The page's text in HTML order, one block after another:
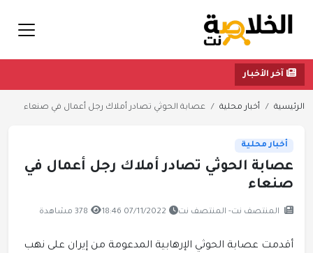
آخر الأخبار
الرئيسية أخبار محلية عصابة الحوثي تصادر أملاك رجل أعمال في صنعاء
أخبار محلية
عصابة الحوثي تصادر أملاك رجل أعمال في
صنعاء
المنتصف نت- المنتصف نت 07/11/2022 18:46 378 مشاهدة
أقدمت عصابة الحوثي الإرهابية المدعومة من إيران على نهب